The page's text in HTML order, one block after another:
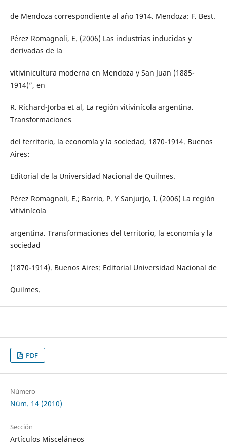
de Mendoza correspondiente al año 1914. Mendoza: F. Best.
Pérez Romagnoli, E. (2006) Las industrias inducidas y
derivadas de la
vitivinicultura moderna en Mendoza y San Juan (1885-
1914)”, en
R. Richard-Jorba et al, La región vitivinícola argentina.
Transformaciones
del territorio, la economía y la sociedad, 1870-1914. Buenos
Aires:
Editorial de la Universidad Nacional de Quilmes.
Pérez Romagnoli, E.; Barrio, P. Y Sanjurjo, I. (2006) La región
vitivinícola
argentina. Transformaciones del territorio, la economía y la
sociedad
(1870-1914). Buenos Aires: Editorial Universidad Nacional de
Quilmes.
PDF
Número
Núm. 14 (2010)
Sección
Artículos Misceláneos